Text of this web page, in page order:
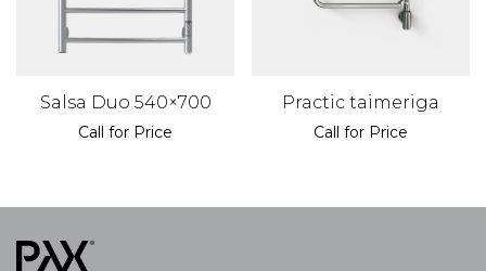
Salsa Duo 540×700
Call for Price
Practic taimeriga
Call for Price